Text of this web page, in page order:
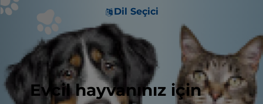
Dil Seçici
Evcil hayvanınız için